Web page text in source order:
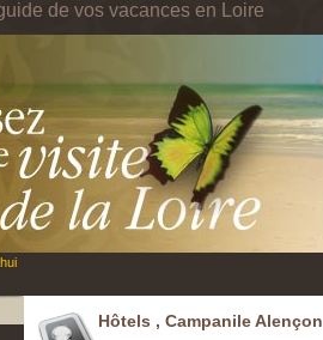
guide de vos vacances en Loire
Hôtels , Campanile Alençon